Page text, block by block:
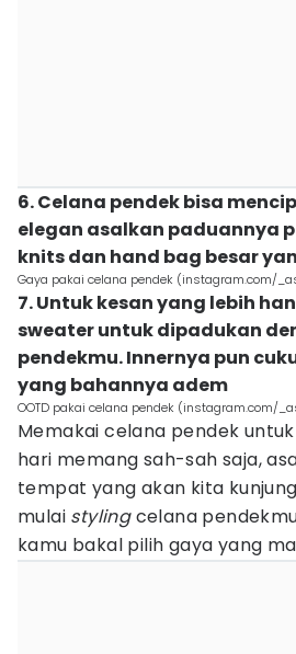
6. Celana pendek bisa
elegan asalkan paduannya
knits dan hand bag besar
Gaya pakai celana pendek (instagram.com/
7. Untuk kesan yang lebih
sweater untuk dipadukan
pendekmu. Innernya pun
yang bahannya adem
OOTD pakai celana pendek (instagram.com/
Memakai celana pendek
hari memang sah-sah saja,
tempat yang akan kita
mulai stylingcelana
kamu bakal pilih gaya yang